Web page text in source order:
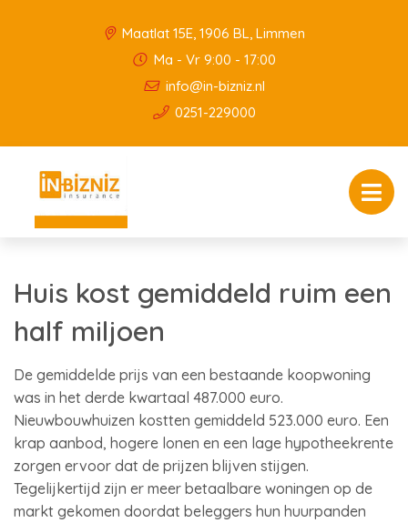
Maatlat 15E, 1906 BL, Limmen
Ma - Vr 9:00 - 17:00
info@in-bizniz.nl
0251-229000
Huis kost gemiddeld ruim een
half miljoen
De gemiddelde prijs van een bestaande koopwoning
was in het derde kwartaal 487.000 euro.
Nieuwbouwhuizen kostten gemiddeld 523.000 euro. Een
krap aanbod, hogere lonen en een lage hypotheekrente
zorgen ervoor dat de prijzen blijven stijgen.
Tegelijkertijd zijn er meer betaalbare woningen op de
markt gekomen doordat beleggers hun huurpanden